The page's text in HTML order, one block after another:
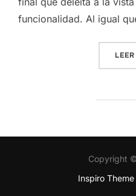
funcionalidad. Al igual
Copyright
Inspiro Theme